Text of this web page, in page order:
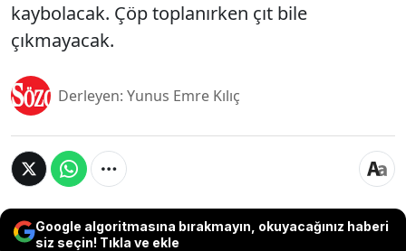
kaybolacak. Çöp toplanırken çıt bile
çıkmayacak.
Derleyen: Yunus Emre Kılıç
Google algoritmasına bırakmayın, okuyacağınız haberi
siz seçin! Tıkla ve ekle